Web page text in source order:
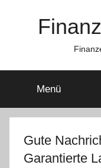
Menü
Gute
Garantierte